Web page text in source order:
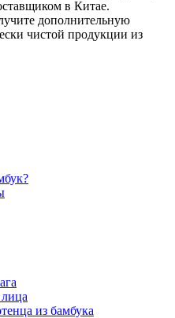
в Китае.
дополнительную
чистой продукции из
из бамбука